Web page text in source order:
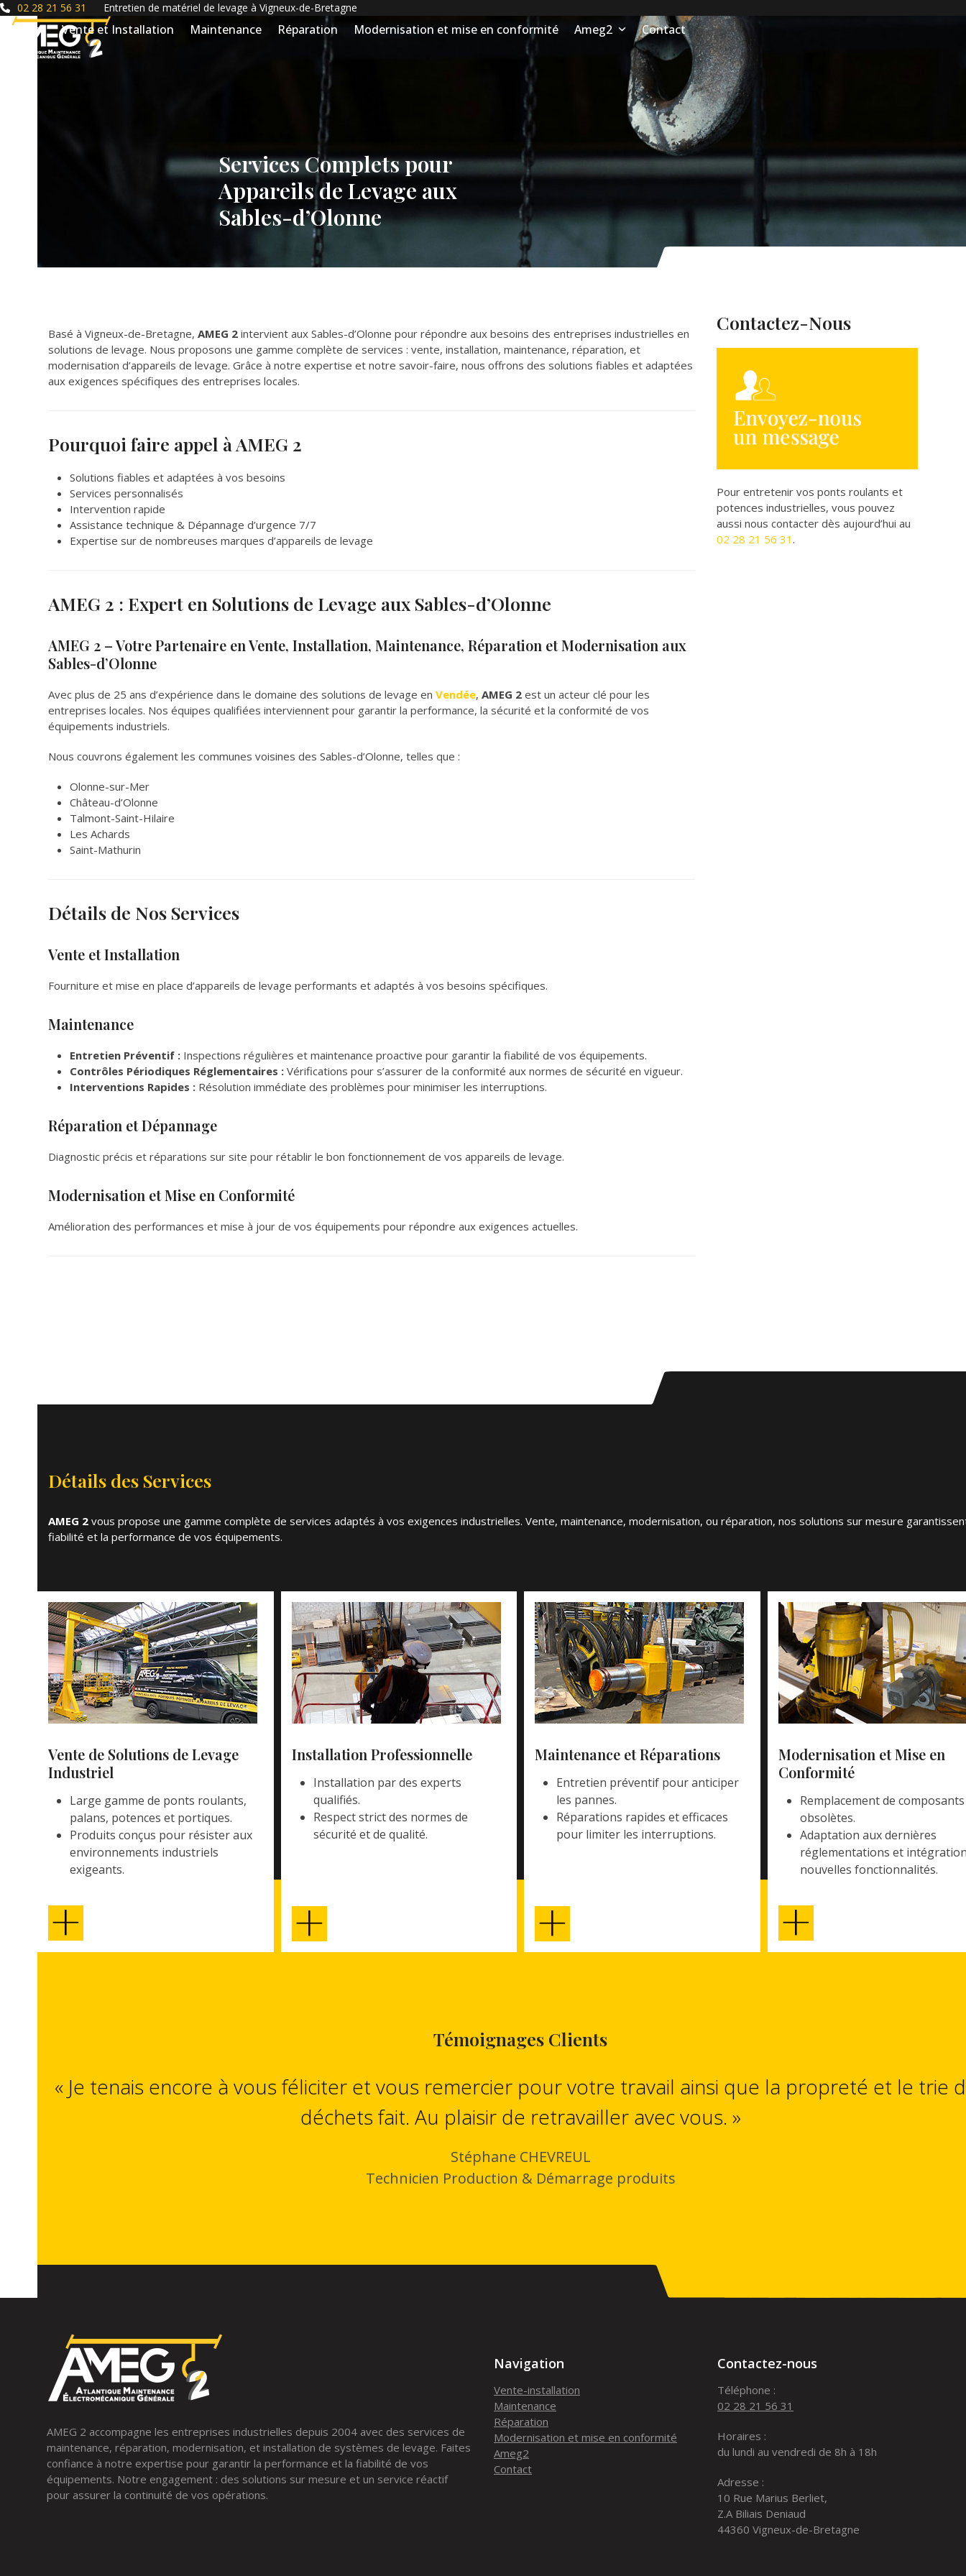
Skip02 28 21 56 31 Entretien de matériel de levage à Vigneux-de-Bretagne
Accueil Vente et Installation Maintenance Réparation Modernisation et mise en conformité Ameg2 Contact
Services Complets pour
Appareils de Levage aux
Sables-d’Olonne
Basé à Vigneux-de-Bretagne,AMEG 2 intervient aux Sables-d’Olonne pour répondre aux besoins des entreprises industrielles en
solutions de levage. Nous proposons une gamme complète de services : vente, installation, maintenance, réparation, et
modernisation d’appareils de levage. Grâce à notre expertise et notre savoir-faire, nous offrons des solutions fiables et adaptées
aux exigences spécifiques des entreprises locales.
Pourquoi faire appel à AMEG 2
Solutions fiables et adaptées à vos besoins
Services personnalisés
Intervention rapide
Assistance technique & Dépannage d’urgence 7/7
Expertise sur de nombreuses marques d’appareils de levage
AMEG 2 : Expert en Solutions de Levage aux Sables-d’Olonne
AMEG 2 – Votre Partenaire en Vente, Installation, Maintenance, Réparation et Modernisation aux
Sables-d’Olonne
Avec plus de 25 ans d’expérience dans le domaine des solutions de levage enVendée,AMEG 2 est un acteur clé pour les
entreprises locales. Nos équipes qualifiées interviennent pour garantir la performance, la sécurité et la conformité de vos
équipements industriels.
Nous couvrons également les communes voisines des Sables-d’Olonne, telles que :
Olonne-sur-Mer
Château-d’Olonne
Talmont-Saint-Hilaire
Les Achards
Saint-Mathurin
Détails de Nos Services
Vente et Installation
Fourniture et mise en place d’appareils de levage performants et adaptés à vos besoins spécifiques.
Maintenance
Entretien Préventif : Inspections régulières et maintenance proactive pour garantir la fiabilité de vos équipements.
Contrôles Périodiques Réglementaires : Vérifications pour s’assurer de la conformité aux normes de sécurité en vigueur.
Interventions Rapides : Résolution immédiate des problèmes pour minimiser les interruptions.
Réparation et Dépannage
Diagnostic précis et réparations sur site pour rétablir le bon fonctionnement de vos appareils de levage.
Modernisation et Mise en Conformité
Amélioration des performances et mise à jour de vos équipements pour répondre aux exigences actuelles.
Contactez-Nous
Pour entretenir vos ponts roulants et
potences industrielles, vous pouvez
aussi nous contacter dès aujourd’hui au
02 28 21 56 31 .
Détails des Services
AMEG 2 vous propose une gamme complète de services adaptés à vos exigences industrielles. Vente, maintenance, modernisation, ou réparation, nos solutions sur mesure
fiabilité et la performance de vos équipements.
Vente de Solutions de Levage
Industriel
Large gamme de ponts roulants,
palans, potences et portiques.
Produits conçus pour résister aux
environnements industriels
exigeants.
Installation Professionnelle
Installation par des experts
qualifiés.
Respect strict des normes de
sécurité et de qualité.
Maintenance et Réparations
Entretien préventif pour anticiper
les pannes.
Réparations rapides et efficaces
pour limiter les interruptions.
Modernisation et Mise en
Conformité
Remplacement de composants
obsolètes.
Adaptation aux dernières
réglementations et
nouvelles fonctionnalités.
Témoignages Clients
« Je tenais encore à vous féliciter et vous remercier pour votre travail ainsi que la propreté et le trie
déchets fait. Au plaisir de retravailler avec vous. »
Stéphane CHEVREUL
Technicien Production & Démarrage produits
AMEG 2 accompagne les entreprises industrielles depuis 2004 avec des services de
maintenance, réparation, modernisation, et installation de systèmes de levage. Faites
confiance à notre expertise pour garantir la performance et la fiabilité de vos
équipements. Notre engagement : des solutions sur mesure et un service réactif
pour assurer la continuité de vos opérations.
Navigation
Vente-installation
Maintenance
Réparation
Modernisation et mise en conformité
Ameg2
Contact
Contactez-nous
Téléphone :
02 28 21 56 31
Horaires :
du lundi au vendredi de 8h à 18h
Adresse :
10 Rue Marius Berliet,
Z.A Biliais Deniaud
44360 Vigneux-de-Bretagne